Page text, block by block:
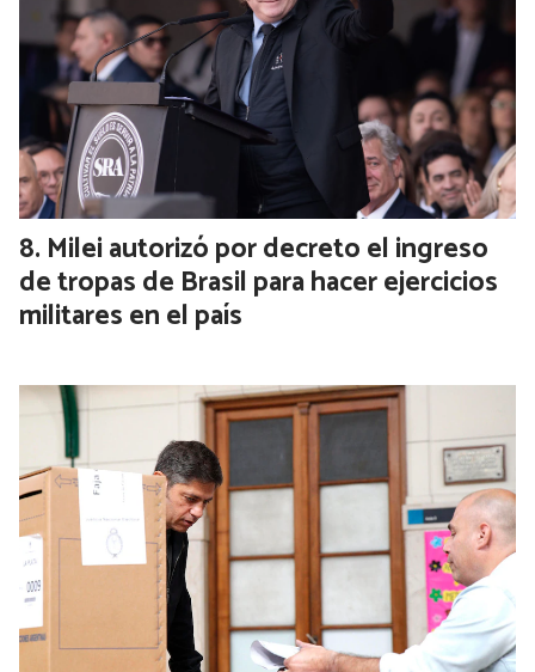
Qué impacto podría tener el conflicto
diplomático con Brasil en la industria
automotriz argentina
Milei autorizó por decreto el ingreso
de tropas de Brasil para hacer ejercicios
militares en el país